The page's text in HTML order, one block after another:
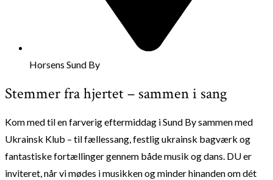
Horsens Sund By
Stemmer fra hjertet – sammen i sang
Kom med til en farverig eftermiddag i Sund By sammen med
Ukrainsk Klub – til fællessang, festlig ukrainsk bagværk og
fantastiske fortællinger gennem både musik og dans. DU er
inviteret, når vi mødes i musikken og minder hinanden om dét